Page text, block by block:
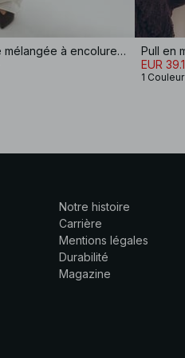
Pull en maille de laine mélangée à encolure ronde
Pull en
EUR
1 Couleur
Notre histoire
Carrière
Mentions légales
Durabilité
Magazine